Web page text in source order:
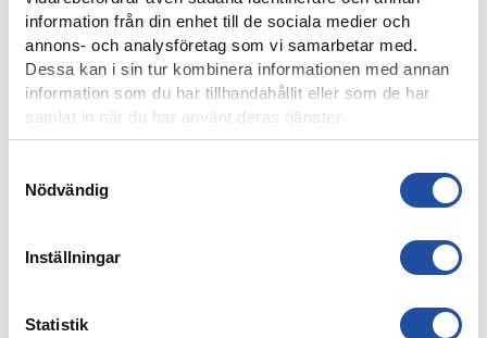
information från din enhet till de sociala medier och
annons- och analysföretag som vi samarbetar med.
Dessa kan i sin tur kombinera informationen med annan
information som du har tillhandahållit eller som de har
samlat in när du har använt deras tjänster.
Nödvändig
Inställningar
Statistik
4 AUGUSTI, 2026